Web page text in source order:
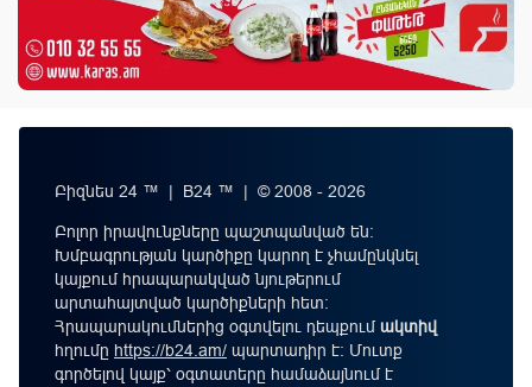
Բիզնես 24 ™ | B24 ™ | © 2008 - 2026
Բոլոր իրավունքները պաշտպանված են:
Խմբագրության կարծիքը կարող է չհամընկնել
կայքում հրապարակված նյութերում
արտահայտված կարծիքների հետ:
Հրապարակումներից օգտվելու դեպքումակտիվ
հղումը https://b24.am/ պարտադիր է: Մուտք
գործելով կայք՝ օգտատերը համաձայնում է